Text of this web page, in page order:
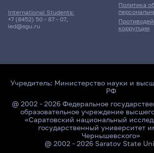
International Students:
+7 (8452) 50 - 87 - 07,
ied@sgu.ru
Политика
коррупции
Учредитель: Министерство науки и
РФ
@ 2002 - 2026 Федеральное
образовательное учреждение
«Саратовский национальный
государственный университет
Чернышевского»
@ 2002 - 2026 Saratov State